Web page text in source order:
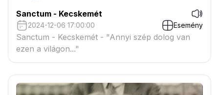
Sanctum - Kecskemét
2024-12-06 17:00:00 Esemény
Sanctum - Kecskemét - "Annyi szép dolog van
ezen a világon..."